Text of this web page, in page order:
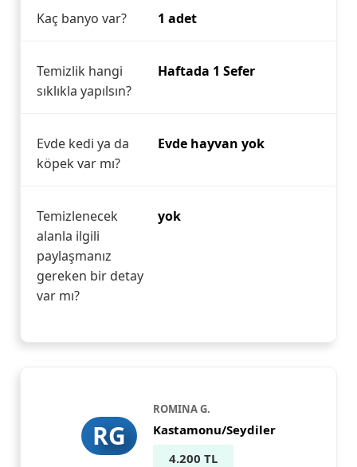
Kaç banyo var? 1 adet
Temizlik hangi
sıklıkla yapılsın?
Haftada 1 Sefer
Evde kedi ya da
köpek var mı?
Evde hayvan yok
Temizlenecek
alanla ilgili
paylaşmanız
gereken bir detay
var mı?
yok
RG
ROMINA G.
Kastamonu/Seydiler
4.200 TL